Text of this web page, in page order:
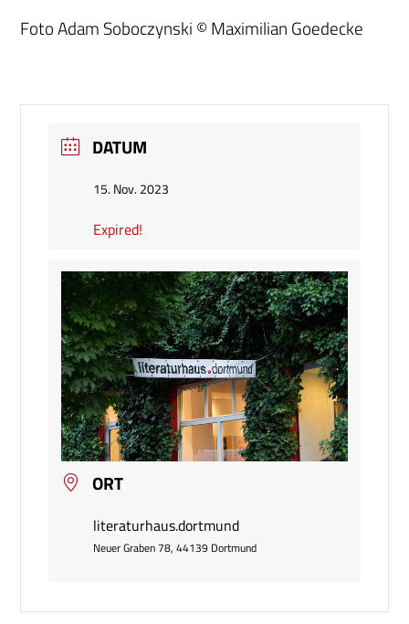
Foto Adam Soboczynski © Maximilian Goedecke
DATUM
15. Nov. 2023
Expired!
ORT
literaturhaus.dortmund
Neuer Graben 78, 44139 Dortmund